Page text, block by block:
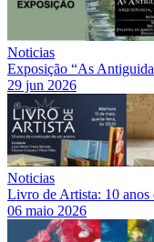
Noticias
Exposição “As
29 jun 2026
Noticias
Livro de Artista: 10 anos
06 maio 2026